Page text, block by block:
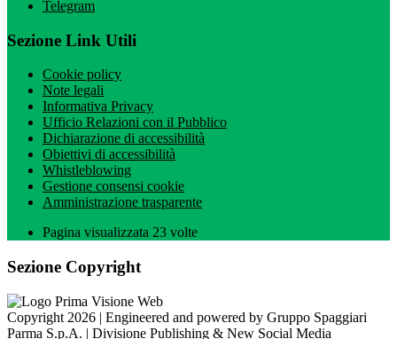
Telegram
Sezione Link Utili
Cookie policy
Note legali
Informativa Privacy
Ufficio Relazioni con il Pubblico
Dichiarazione di accessibilità
Obiettivi di accessibilità
Whistleblowing
Gestione consensi cookie
Amministrazione trasparente
Pagina visualizzata 23 volte
Sezione Copyright
Copyright 2026 | Engineered and powered by Gruppo Spaggiari
Parma S.p.A. | Divisione Publishing & New Social Media